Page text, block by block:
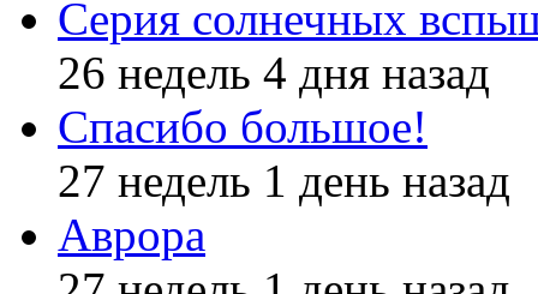
Серия солнечных
26 недель 4 дня назад
Спасибо большое!
27 недель 1 день назад
Аврора